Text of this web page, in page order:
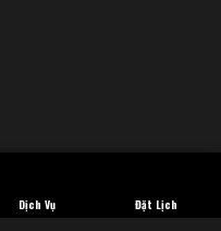
Đặt Lịch
Dịch Vụ